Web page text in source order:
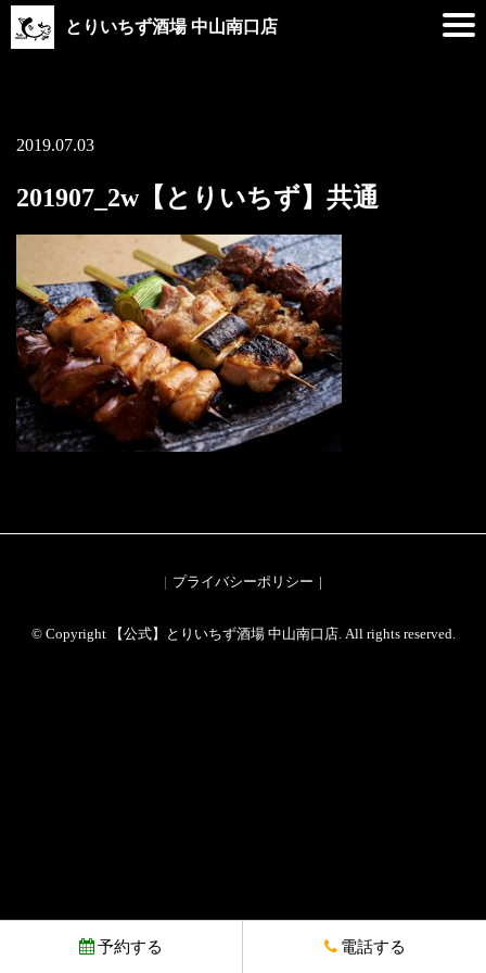
とりいちず酒場 中山南口店
2019.07.03
201907_2w【とりいちず】共通
プライバシーポリシー
© Copyright 【公式】とりいちず酒場 中山南口店. All rights reserved.
予約する 電話する